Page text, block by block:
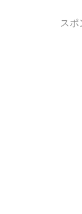
スポ